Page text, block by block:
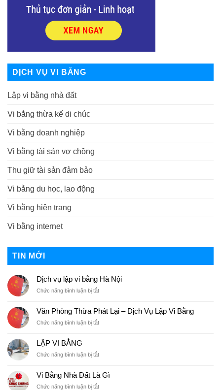
DỊCH VỤ VI BẰNG
Lập vi bằng nhà đất
Vi bằng thừa kế di chúc
Vi bằng doanh nghiệp
Vi bằng tài sản vợ chồng
Thu giữ tài sản đảm bảo
Vi bằng du học, lao động
Vi bằng hiện trạng
Vi bằng internet
TIN MỚI
Dịch vụ lập vi bằng Hà Nội
Chức năng bình luận bị tắt
vụ
lập
Văn Phòng Thừa Phát Lại – Dịch Vụ Lập Vi Bằng
Chức năng bình luận bị tắt
–
LẬP VI BẰNG
Chức năng bình luận bị tắt
VI
BẰNG
Vi Bằng Nhà Đất Là Gì
Chức năng bình luận bị tắt